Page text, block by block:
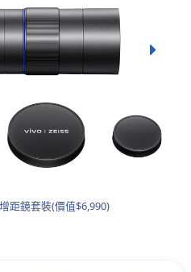
距鏡套裝(價值$6,990)